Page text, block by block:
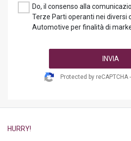
Do, il consenso alla
Terze Parti operanti nei diversi
Automotive per finalità di
INVIA
Protected by reCAPTCHA -
HURRY!